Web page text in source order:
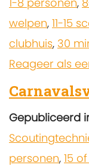
welpen, 11-15
clubhuis, 30
Reageer als
Gepubliceerd
personen, 15